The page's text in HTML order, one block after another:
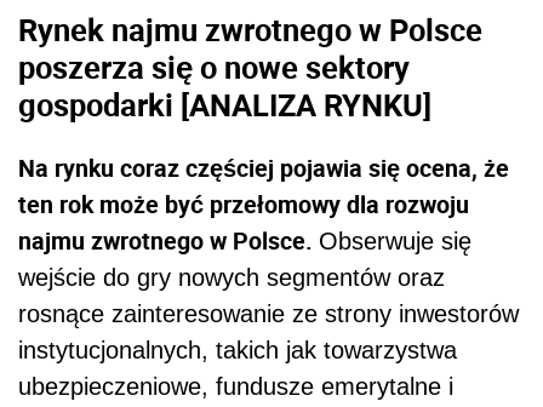
Rynek najmu zwrotnego w Polsce
poszerza się o nowe sektory
gospodarki [ANALIZA RYNKU]
Na rynku coraz częściej pojawia się ocena, że
ten rok może być przełomowy dla rozwoju
najmu zwrotnego w Polsce. Obserwuje się
wejście do gry nowych segmentów oraz
rosnące zainteresowanie ze strony inwestorów
instytucjonalnych, takich jak towarzystwa
ubezpieczeniowe, fundusze emerytalne i